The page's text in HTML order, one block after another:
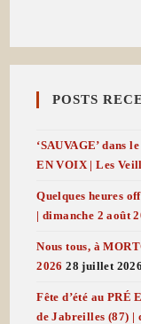
POSTS
‘SAUVAGE’ dans
EN VOIX | Les
Quelques heures
| dimanche 2 août
Nous tous, à
2026 28 juillet 2026
Fête d’été au PRÉ
de Jabreilles (87) |